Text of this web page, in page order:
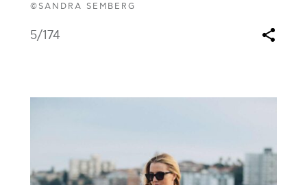
©SANDRA SEMBERG
5/174